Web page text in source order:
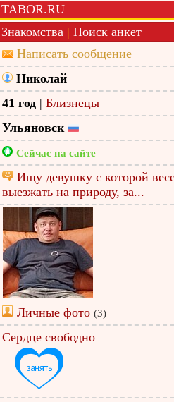
TABOR.RU
Знакомства | Поиск анкет
Написать сообщение
Николай
41 год | Близнецы
Ульяновск
Сейчас на сайте
Ищу девушку с которой
выезжать на природу, за...
Личные фото (3)
Сердце свободно